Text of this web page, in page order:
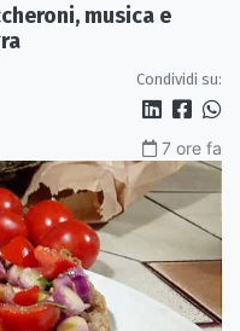
musica e
Condividi su:
7 ore fa